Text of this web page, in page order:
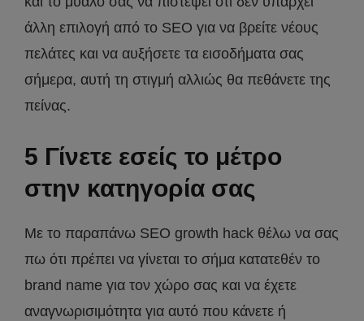
άλλη επιλογή από το SEO για να βρείτε νέους
πελάτες και να αυξήσετε τα εισοδήματα σας
σήμερα, αυτή τη στιγμή αλλιώς θα πεθάνετε της
πείνας.
5 Γίνετε εσείς το μέτρο
στην κατηγορία σας
Με το παραπάνω SEO growth hack θέλω να σας
πω ότι πρέπει να γίνεται το σήμα κατατεθέν το
brand name για τον χώρο σας και να έχετε
αναγνωρισιμότητα για αυτό που κάνετε ή